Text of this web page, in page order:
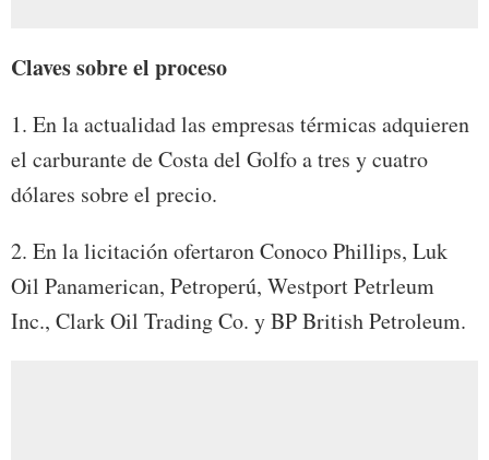
Claves sobre el proceso
1. En la actualidad las empresas térmicas adquieren
el carburante de Costa del Golfo a tres y cuatro
dólares sobre el precio.
2. En la licitación ofertaron Conoco Phillips, Luk
Oil Panamerican, Petroperú, Westport Petrleum
Inc., Clark Oil Trading Co. y BP British Petroleum.